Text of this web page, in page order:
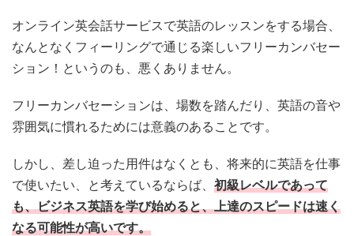
オンライン英会話サービスで英語のレッスンをする場合、
なんとなくフィーリングで通じる楽しいフリーカンバセー
ション！というのも、悪くありません。
フリーカンバセーションは、場数を踏んだり、英語の音や
雰囲気に慣れるためには意義のあることです。
しかし、差し迫った用件はなくとも、将来的に英語を仕事
で使いたい、と考えているならば、 初級レベルであって
も、ビジネス英語を学び始めると、上達のスピードは速く
なる可能性が高いです。